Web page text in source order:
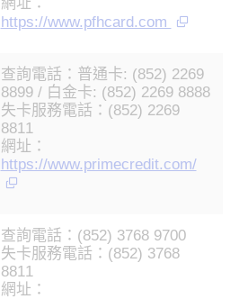
https://www.pfhcard.com
查詢電話：普通卡: (852) 2269
8899 / 白金卡: (852) 2269 8888
失卡服務電話：(852) 2269
8811
網址：
https://www.primecredit.com/
查詢電話：(852) 3768 9700
失卡服務電話：(852) 3768
8811
網址：